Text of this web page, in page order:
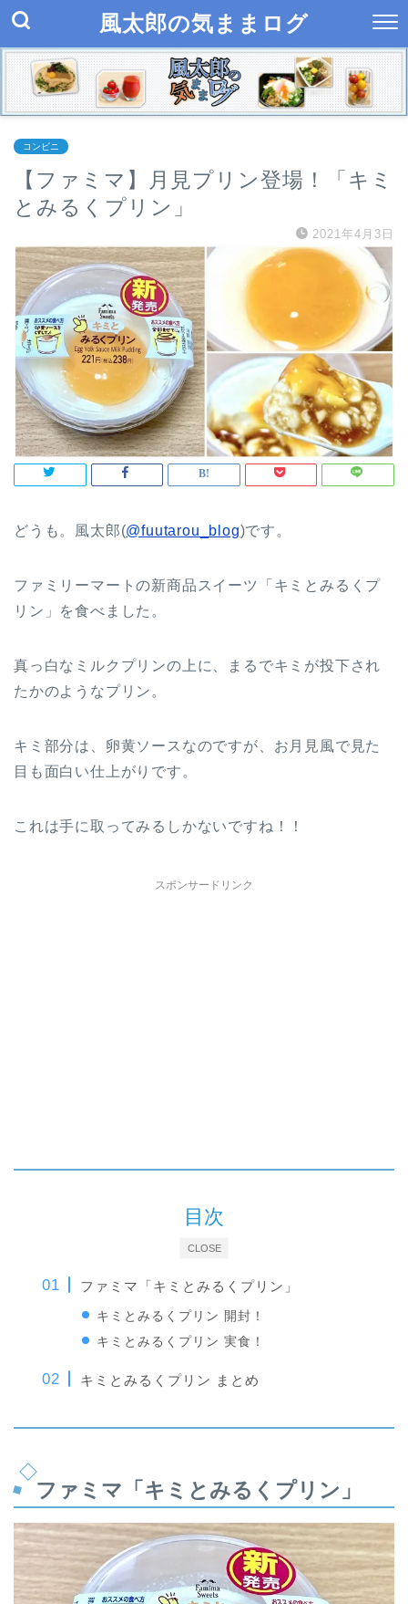
風太郎の気ままログ
コンビニ
【ファミマ】月見プリン登場！「キミ
とみるくプリン」
2021年4月3日
どうも。風太郎(@fuutarou_blog)です。
ファミリーマートの新商品スイーツ「キミとみるくプ
リン」を食べました。
真っ白なミルクプリンの上に、まるでキミが投下され
たかのようなプリン。
キミ部分は、卵黄ソースなのですが、お月見風で見た
目も面白い仕上がりです。
これは手に取ってみるしかないですね！！
スポンサードリンク
CLOSE
目次
ファミマ「キミとみるくプリン」
キミとみるくプリン 開封！
キミとみるくプリン 実食！
キミとみるくプリン まとめ
ファミマ「キミとみるくプリン」